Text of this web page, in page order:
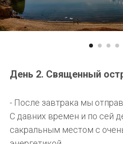
День 2. Священный
- После завтрака мы
С давних времен и по сей
сакральным местом с